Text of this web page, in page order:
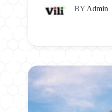
BY Admin